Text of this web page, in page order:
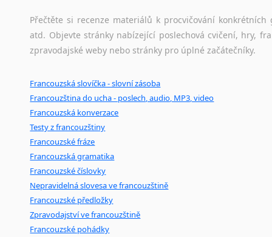
Přečtěte si recenze materiálů k procvičování
atd. Objevte stránky nabízející poslechová cvičení, hry,
zpravodajské weby nebo stránky pro úplné začátečníky.
Francouzská slovíčka - slovní zásoba
Francouzština do ucha - poslech, audio, MP3, video
Francouzská konverzace
Testy z francouzštiny
Francouzské fráze
Francouzská gramatika
Francouzské číslovky
Nepravidelná slovesa ve francouzštině
Francouzské předložky
Zpravodajství ve francouzštině
Francouzské pohádky